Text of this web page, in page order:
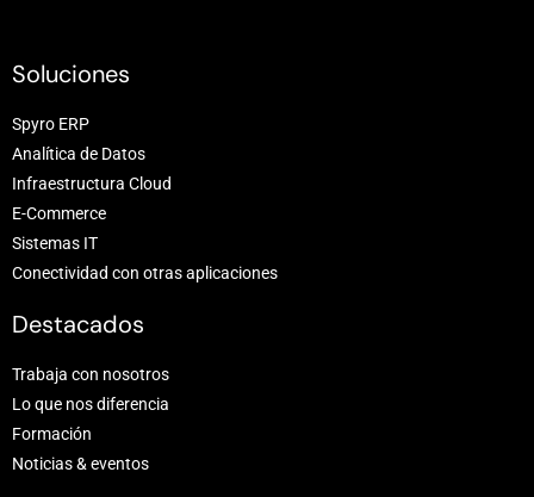
Soluciones
Spyro ERP
Analítica de Datos
Infraestructura Cloud
E-Commerce
Sistemas IT
Conectividad con otras aplicaciones
Destacados
Trabaja con nosotros
Lo que nos diferencia
Formación
Noticias & eventos